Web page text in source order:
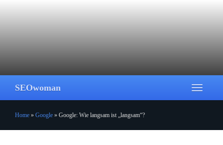
Toggle
SEOwoman
Home » Google » Google: Wie langsam ist „langsam“?